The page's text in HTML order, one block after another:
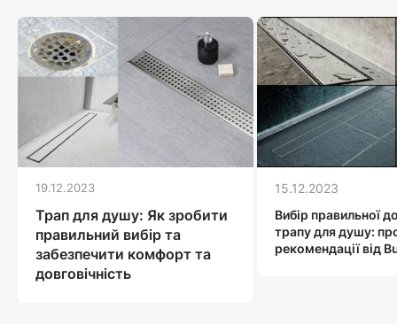
19.12.2023
Трап для душу: Як зробити
правильний вибір та
забезпечити комфорт та
довговічність
15.12.2023
Вибір правильної
трапу для душу:
рекомендації від